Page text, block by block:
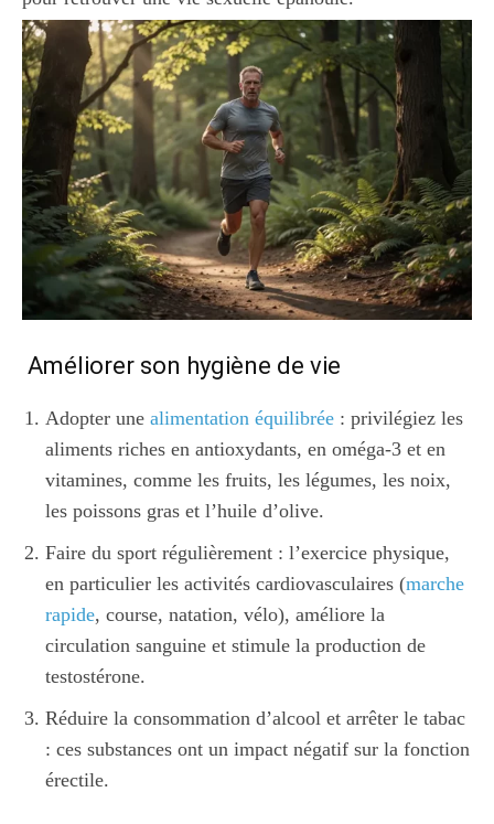
Améliorer son hygiène de vie
Adopter une alimentation équilibrée : privilégiez les
aliments riches en antioxydants, en oméga-3 et en
vitamines, comme les fruits, les légumes, les noix,
les poissons gras et l’huile d’olive.
Faire du sport régulièrement : l’exercice physique,
en particulier les activités cardiovasculaires (marche
rapide, course, natation, vélo), améliore la
circulation sanguine et stimule la production de
testostérone.
Réduire la consommation d’alcool et arrêter le tabac
: ces substances ont un impact négatif sur la fonction
érectile.